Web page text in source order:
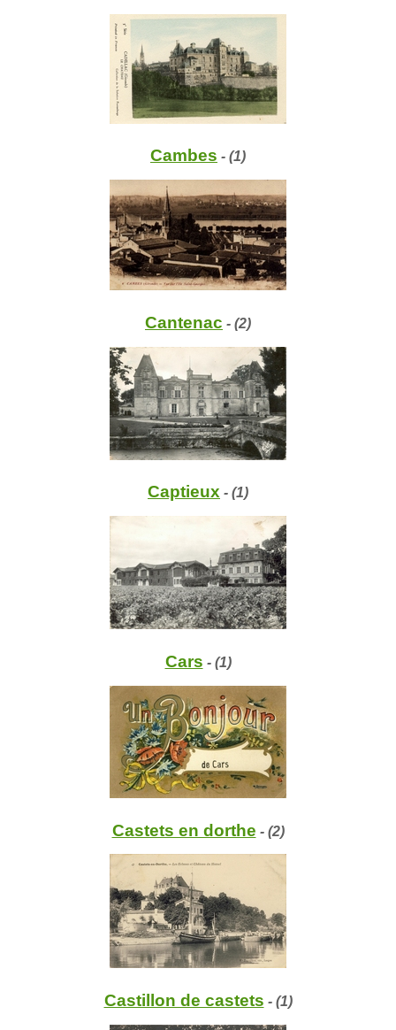
Cambes - (1)
Cantenac - (2)
Captieux - (1)
Cars - (1)
Castets en dorthe - (2)
Castillon de castets - (1)